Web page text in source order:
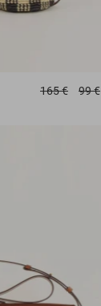
165 € 99 €